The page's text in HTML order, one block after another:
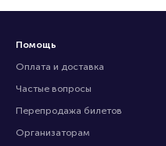
Помощь
Оплата и доставка
Частые вопросы
Перепродажа билетов
Организаторам